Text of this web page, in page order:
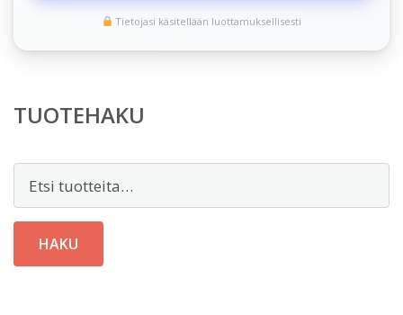
Tietojasi käsitellään luottamuksellisesti
TUOTEHAKU
HAKU